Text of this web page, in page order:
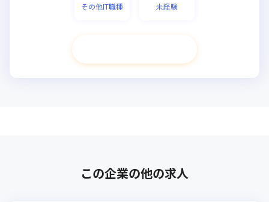
その他IT職種 未経験
この企業の他の求人